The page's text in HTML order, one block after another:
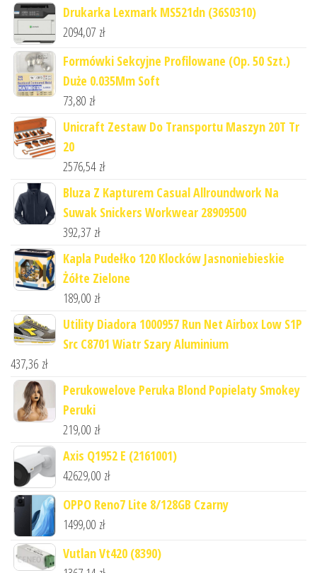
Drukarka Lexmark MS521dn (36S0310)
2094,07 zł
Formówki Sekcyjne Profilowane (Op. 50 Szt.)
Duże 0.035Mm Soft
73,80 zł
Unicraft Zestaw Do Transportu Maszyn 20T Tr
20
2576,54 zł
Bluza Z Kapturem Casual Allroundwork Na
Suwak Snickers Workwear 28909500
392,37 zł
Kapla Pudełko 120 Klocków Jasnoniebieskie
Żółte Zielone
189,00 zł
Utility Diadora 1000957 Run Net Airbox Low S1P
Src C8701 Wiatr Szary Aluminium
437,36 zł
Perukowelove Peruka Blond Popielaty Smokey
Peruki
219,00 zł
Axis Q1952 E (2161001)
42629,00 zł
OPPO Reno7 Lite 8/128GB Czarny
1499,00 zł
Vutlan Vt420 (8390)